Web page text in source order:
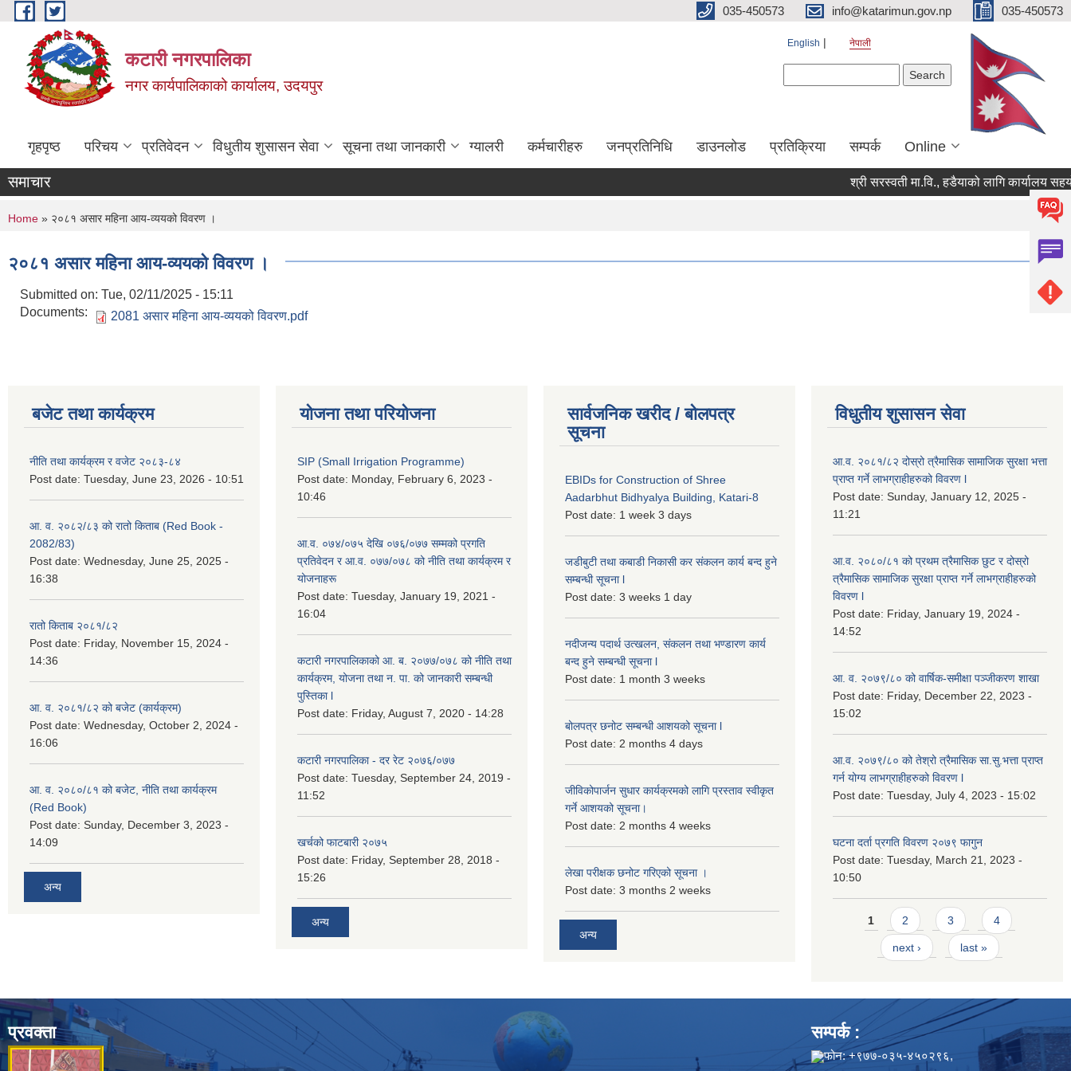
Skip to main content 035-450573 info@katarimun.gov.np 035-450573
कटारी नगरपालिका
नगर कार्यपालिकाको कार्यालय, उदयपुर
English नेपाली
गृहपृष्ठ परिचय प्रतिवेदन विधुतीय शुसासन सेवा सूचना तथा जानकारी ग्यालरी कर्मचारीहरु जनप्रतिनिधि डाउनलोड प्रतिक्रिया सम्पर्क Online
समाचार श्री सरस्वती मा.वि., हडैयाको लागि कार्यालय
You are here
Home » २०८१ असार महिना आय-व्ययको विवरण ।
२०८१ असार महिना आय-व्ययको विवरण ।
Submitted on: Tue, 02/11/2025 - 15:11
Documents:
2081 असार महिना आय-व्ययको विवरण.pdf
बजेट तथा कार्यक्रम
नीति तथा कार्यक्रम र वजेट २०८३-८४
Post date: Tuesday, June 23, 2026 - 10:51
आ. व. २०८२/८३ को रातो किताब (Red Book -
2082/83)
Post date: Wednesday, June 25, 2025 -
16:38
रातो किताब २०८१/८२
Post date: Friday, November 15, 2024 -
14:36
आ. व. २०८१/८२ को बजेट (कार्यक्रम)
Post date: Wednesday, October 2, 2024 -
16:06
आ. व. २०८०/८१ को बजेट, नीति तथा कार्यक्रम
(Red Book)
Post date: Sunday, December 3, 2023 -
14:09
अन्य
योजना तथा परियोजना
SIP (Small Irrigation Programme)
Post date: Monday, February 6, 2023 -
10:46
आ.व. ०७४/०७५ देखि ०७६/०७७ सम्मको प्रगति
प्रतिवेदन र आ.व. ०७७/०७८ को नीति तथा कार्यक्रम र
योजनाहरू
Post date: Tuesday, January 19, 2021 -
16:04
कटारी नगरपालिकाको आ. ब. २०७७/०७८ को नीति तथा
कार्यक्रम, योजना तथा न. पा. को जानकारी सम्बन्धी
पुस्तिका l
Post date: Friday, August 7, 2020 - 14:28
कटारी नगरपालिका - दर रेट २०७६/०७७
Post date: Tuesday, September 24, 2019 -
11:52
खर्चको फाटबारी २०७५
Post date: Friday, September 28, 2018 -
15:26
अन्य
सार्वजनिक खरीद / बोलपत्र
सूचना
EBIDs for Construction of Shree
Aadarbhut Bidhyalya Building, Katari-8
Post date: 1 week 3 days
जडीबुटी तथा कबाडी निकासी कर संकलन कार्य बन्द हुने
सम्बन्धी सूचना l
Post date: 3 weeks 1 day
नदीजन्य पदार्थ उत्खलन, संकलन तथा भण्डारण कार्य
बन्द हुने सम्बन्धी सूचना l
Post date: 1 month 3 weeks
बोलपत्र छनोट सम्बन्धी आशयको सूचना l
Post date: 2 months 4 days
जीविकोपार्जन सुधार कार्यक्रमको लागि प्रस्ताव स्वीकृत
गर्ने आशयको सूचना।
Post date: 2 months 4 weeks
लेखा परीक्षक छनोट गरिएको सूचना ।
Post date: 3 months 2 weeks
अन्य
विधुतीय शुसासन सेवा
आ.व. २०८१/८२ दोस्रो त्रैमासिक सामाजिक सुरक्षा भत्ता
प्राप्त गर्ने लाभग्राहीहरुको विवरण l
Post date: Sunday, January 12, 2025 -
11:21
आ.व. २०८०/८१ को प्रथम त्रैमासिक छुट र दोस्रो
त्रैमासिक सामाजिक सुरक्षा प्राप्त गर्ने लाभग्राहीहरुको
विवरण l
Post date: Friday, January 19, 2024 -
14:52
आ. व. २०७९/८० को वार्षिक-समीक्षा पञ्जीकरण शाखा
Post date: Friday, December 22, 2023 -
15:02
आ.व. २०७९/८० को तेश्रो त्रैमासिक सा.सु.भ‍त्ता प्राप्त
गर्न योग्य लाभग्राहीहरुको विवरण l
Post date: Tuesday, July 4, 2023 - 15:02
घटना दर्ता प्रगति विवरण २०७९ फागुन
Post date: Tuesday, March 21, 2023 -
10:50
Pages
1 2 3 4
next › last »
प्रवक्ता सम्पर्क :
फोन: +९७७-०३५-४५०२९६,